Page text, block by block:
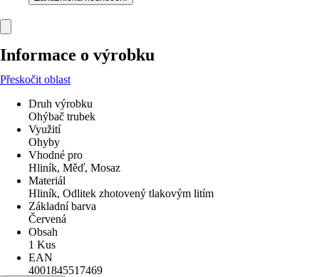
Informace o výrobku
Přeskočit oblast
Druh výrobku
Ohýbač trubek
Využití
Ohyby
Vhodné pro
Hliník, Měď, Mosaz
Materiál
Hliník, Odlitek zhotovený tlakovým litím
Základní barva
Červená
Obsah
1 Kus
EAN
4001845517469